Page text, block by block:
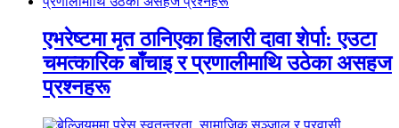
एभरेष्टमा मृत ठानिएका हिलारी दावा शेर्पा: एउटा
चमत्कारिक बाँचाइ र प्रणालीमाथि उठेका असहज
प्रश्नहरू